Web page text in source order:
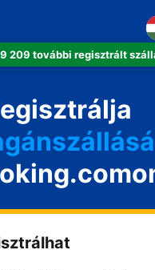
209 további regisztrált
szállodáját
a házát